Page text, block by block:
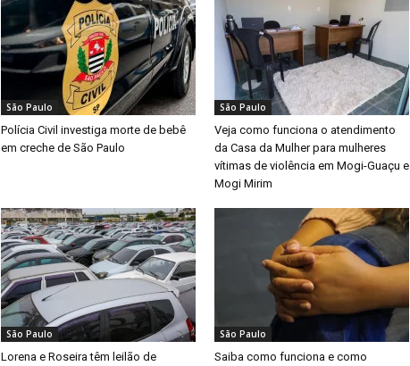
São Paulo
Polícia Civil investiga morte de bebê
em creche de São Paulo
São Paulo
Veja como funciona o atendimento
da Casa da Mulher para mulheres
vítimas de violência em Mogi-Guaçu e
Mogi Mirim
São Paulo
Lorena e Roseira têm leilão de
São Paulo
Saiba como funciona e como